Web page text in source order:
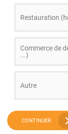
Restauration
Commerce de
...)
Autre
CONTINUER